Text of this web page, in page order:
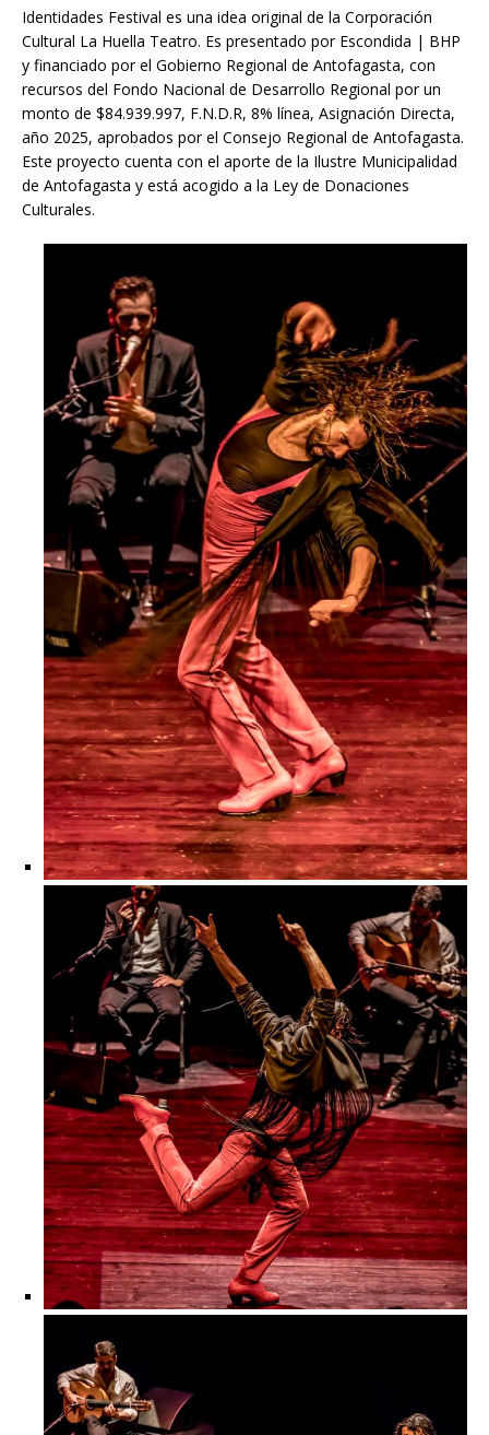
Identidades Festival es una idea original de la Corporación
Cultural La Huella Teatro. Es presentado por Escondida | BHP
y financiado por el Gobierno Regional de Antofagasta, con
recursos del Fondo Nacional de Desarrollo Regional por un
monto de $84.939.997, F.N.D.R, 8% línea, Asignación Directa,
año 2025, aprobados por el Consejo Regional de Antofagasta.
Este proyecto cuenta con el aporte de la Ilustre Municipalidad
de Antofagasta y está acogido a la Ley de Donaciones
Culturales.